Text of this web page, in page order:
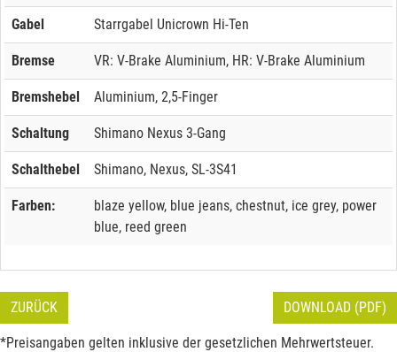
Gabel Starrgabel Unicrown Hi-Ten
Bremse VR: V-Brake Aluminium, HR: V-Brake Aluminium
Bremshebel Aluminium, 2,5-Finger
Schaltung Shimano Nexus 3-Gang
Schalthebel Shimano, Nexus, SL-3S41
Farben:
blaze yellow, blue jeans, chestnut, ice grey, power
blue, reed green
ZURÜCK DOWNLOAD (PDF)
*Preisangaben gelten inklusive der gesetzlichen Mehrwertsteuer.